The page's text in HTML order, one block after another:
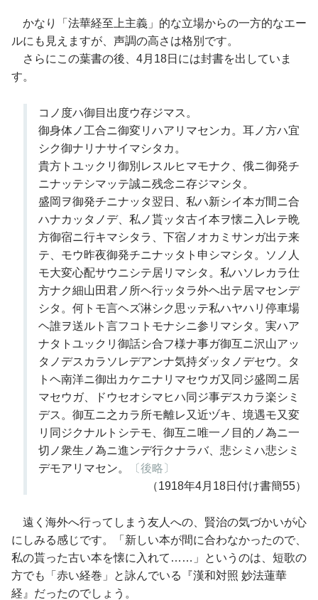
かなり「法華経至上主義」的な立場からの一方的なエー
ルにも見えますが、声調の高さは格別です。
さらにこの葉書の後、4月18日には封書を出していま
す。
コノ度ハ御目出度ウ存ジマス。
御身体ノ工合ニ御変リハアリマセンカ。耳ノ方ハ宜
シク御ナリナサイマシタカ。
貴方トユックリ御別レスルヒマモナク、俄ニ御発チ
ニナッテシマッテ誠ニ残念ニ存ジマシタ。
盛岡ヲ御発チニナッタ翌日、私ハ新シイ本ガ間ニ合
ハナカッタノデ、私ノ貰ッタ古イ本ヲ懐ニ入レテ晩
方御宿ニ行キマシタラ、下宿ノオカミサンガ出テ来
テ、モウ昨夜御発チニナッタト申シマシタ。ソノ人
モ大変心配サウニシテ居リマシタ。私ハソレカラ仕
方ナク細山田君ノ所ヘ行ッタラ外ヘ出テ居マセンデ
シタ。何トモ言ヘズ淋シク思ッテ私ハヤハリ停車場
ヘ誰ヲ送ルト言フコトモナシニ参リマシタ。実ハア
ナタトユックリ御話シ合フ様ナ事ガ御互ニ沢山アッ
タノデスカラソレデアンナ気持ダッタノデセウ。タ
トヘ南洋ニ御出カケニナリマセウガ又同ジ盛岡ニ居
マセウガ、ドウセオシマヒハ同ジ事デスカラ楽シミ
デス。御互ニ之カラ所モ離レ又近ヅキ、境遇モ又変
リ同ジクナルトシテモ、御互ニ唯一ノ目的ノ為ニ一
切ノ衆生ノ為ニ進ンデ行クナラバ、悲シミハ悲シミ
デモアリマセン。
〔後略〕
（1918年4月18日付け書簡55）
遠く海外へ行ってしまう友人への、賢治の気づかいが心
にしみる感じです。「新しい本が間に合わなかったので、
私の貰った古い本を懐に入れて……」というのは、短歌の
方でも「赤い経巻」と詠んでいる『漢和対照 妙法蓮華
経』だったのでしょう。